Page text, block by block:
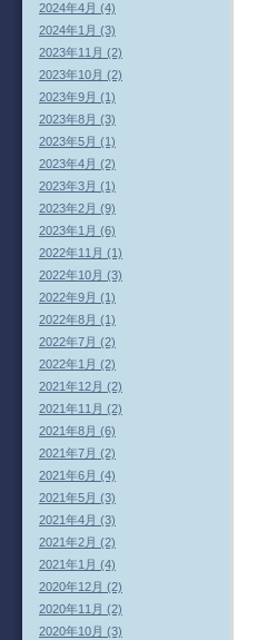
2024年4月 (4)
2024年1月 (3)
2023年11月 (2)
2023年10月 (2)
2023年9月 (1)
2023年8月 (3)
2023年5月 (1)
2023年4月 (2)
2023年3月 (1)
2023年2月 (9)
2023年1月 (6)
2022年11月 (1)
2022年10月 (3)
2022年9月 (1)
2022年8月 (1)
2022年7月 (2)
2022年1月 (2)
2021年12月 (2)
2021年11月 (2)
2021年8月 (6)
2021年7月 (2)
2021年6月 (4)
2021年5月 (3)
2021年4月 (3)
2021年2月 (2)
2021年1月 (4)
2020年12月 (2)
2020年11月 (2)
2020年10月 (3)